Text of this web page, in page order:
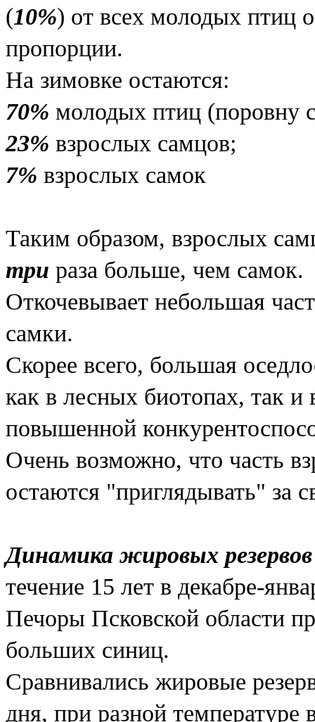
(10%) от всех молодых птиц
пропорции.
На зимовке остаются:
70% молодых птиц (поровну
23% взрослых самцов;
7% взрослых самок
Таким образом, взрослых
три раза больше, чем самок.
Откочевывает небольшая
самки.
Скорее всего, большая
как в лесных биотопах, так и
повышенной
Очень возможно, что часть
остаются "приглядывать" за
Динамика жировых
течение 15 лет в декабре-
Печоры Псковской области
больших синиц.
Сравнивались жировые
дня, при разной